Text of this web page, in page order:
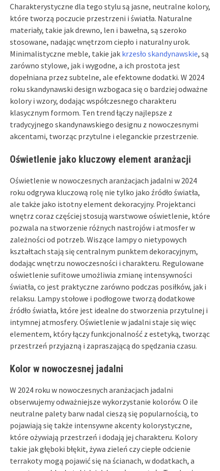
Charakterystyczne dla tego stylu są jasne, neutralne kolory,
które tworzą poczucie przestrzeni i światła. Naturalne
materiały, takie jak drewno, len i bawełna, są szeroko
stosowane, nadając wnętrzom ciepło i naturalny urok.
Minimalistyczne meble, takie jak krzesło skandynawskie, są
zarówno stylowe, jak i wygodne, a ich prostota jest
dopełniana przez subtelne, ale efektowne dodatki. W 2024
roku skandynawski design wzbogaca się o bardziej odważne
kolory i wzory, dodając współczesnego charakteru
klasycznym formom. Ten trend łączy najlepsze z
tradycyjnego skandynawskiego designu z nowoczesnymi
akcentami, tworząc przytulne i eleganckie przestrzenie.
Oświetlenie jako kluczowy element aranżacji
Oświetlenie w nowoczesnych aranżacjach jadalni w 2024
roku odgrywa kluczową rolę nie tylko jako źródło światła,
ale także jako istotny element dekoracyjny. Projektanci
wnętrz coraz częściej stosują warstwowe oświetlenie, które
pozwala na stworzenie różnych nastrojów i atmosfer w
zależności od potrzeb. Wiszące lampy o nietypowych
kształtach stają się centralnym punktem dekoracyjnym,
dodając wnętrzu nowoczesności i charakteru. Regulowane
oświetlenie sufitowe umożliwia zmianę intensywności
światła, co jest praktyczne zarówno podczas posiłków, jak i
relaksu. Lampy stołowe i podłogowe tworzą dodatkowe
źródło światła, które jest idealne do stworzenia przytulnej i
intymnej atmosfery. Oświetlenie w jadalni staje się więc
elementem, który łączy funkcjonalność z estetyką, tworząc
przestrzeń przyjazną i zapraszającą do spędzania czasu.
Kolor w nowoczesnej jadalni
W 2024 roku w nowoczesnych aranżacjach jadalni
obserwujemy odważniejsze wykorzystanie kolorów. O ile
neutralne palety barw nadal cieszą się popularnością, to
pojawiają się także intensywne akcenty kolorystyczne,
które ożywiają przestrzeń i dodają jej charakteru. Kolory
takie jak głęboki błękit, żywa zieleń czy ciepłe odcienie
terrakoty mogą pojawić się na ścianach, w dodatkach, a